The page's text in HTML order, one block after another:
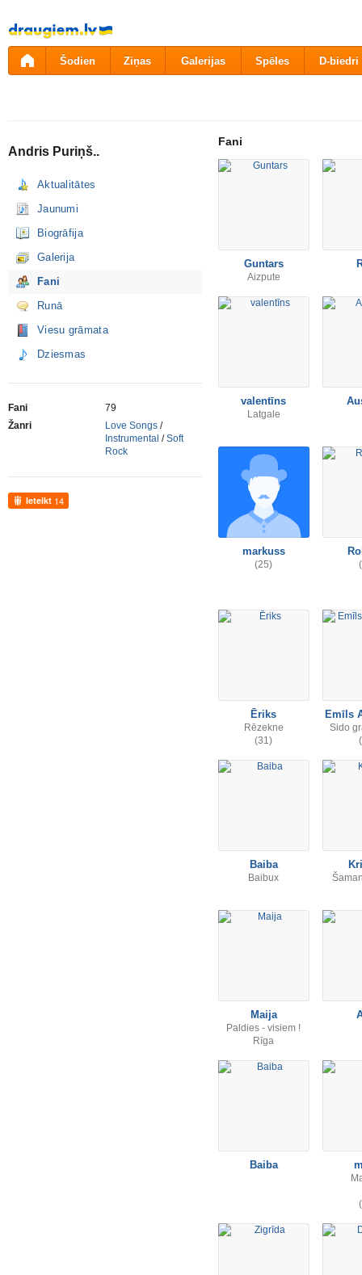
Pāriet
uz
saturu
Šodien Ziņas Galerijas Spēles D-biedri
Andris Puriņš..
Aktualitātes
Jaunumi
Biogrāfija
Galerija
Fani
Runā
Viesu grāmata
Dziesmas
Fani
79
Žanri
Love Songs /
Instrumental /Soft
Rock
Ieteikt 14
Fani
Guntars
Aizpute
valentīns
Latgale
markuss
(25)
Ēriks
Rēzekne
(31)
Emīls
Sido
Baiba
Baibux
Maija
Paldies - visiem !
Rīga
Baiba